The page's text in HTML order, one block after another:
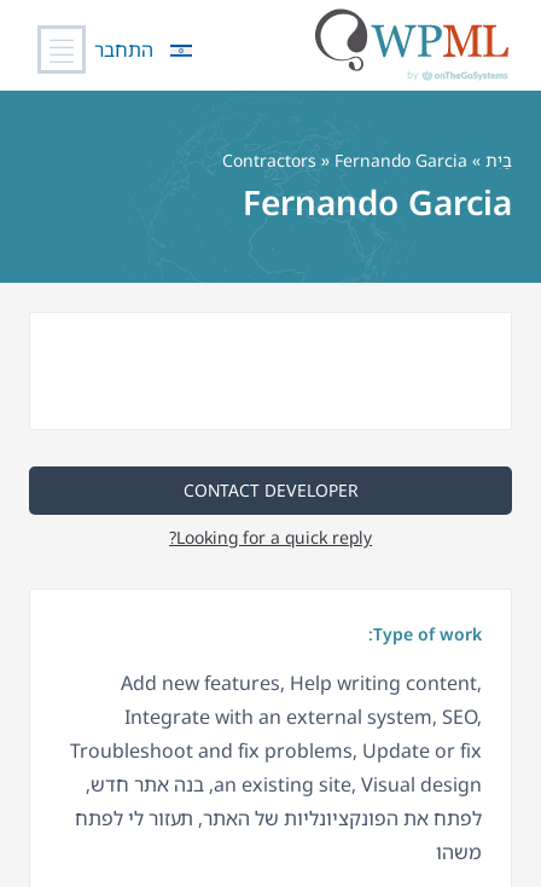
התחבר
בַּיִת »
Contractors » Fernando Garcia
Fernando Garcia
CONTACT DEVELOPER
Looking for a quick reply?
Type of work:
Add new features, Help writing content,
Integrate with an external system, SEO,
Troubleshoot and fix problems, Update or fix
an existing site, Visual design, בנה אתר חדש,
לפתח את הפונקציונליות של האתר, תעזור לי לפתח
משהו